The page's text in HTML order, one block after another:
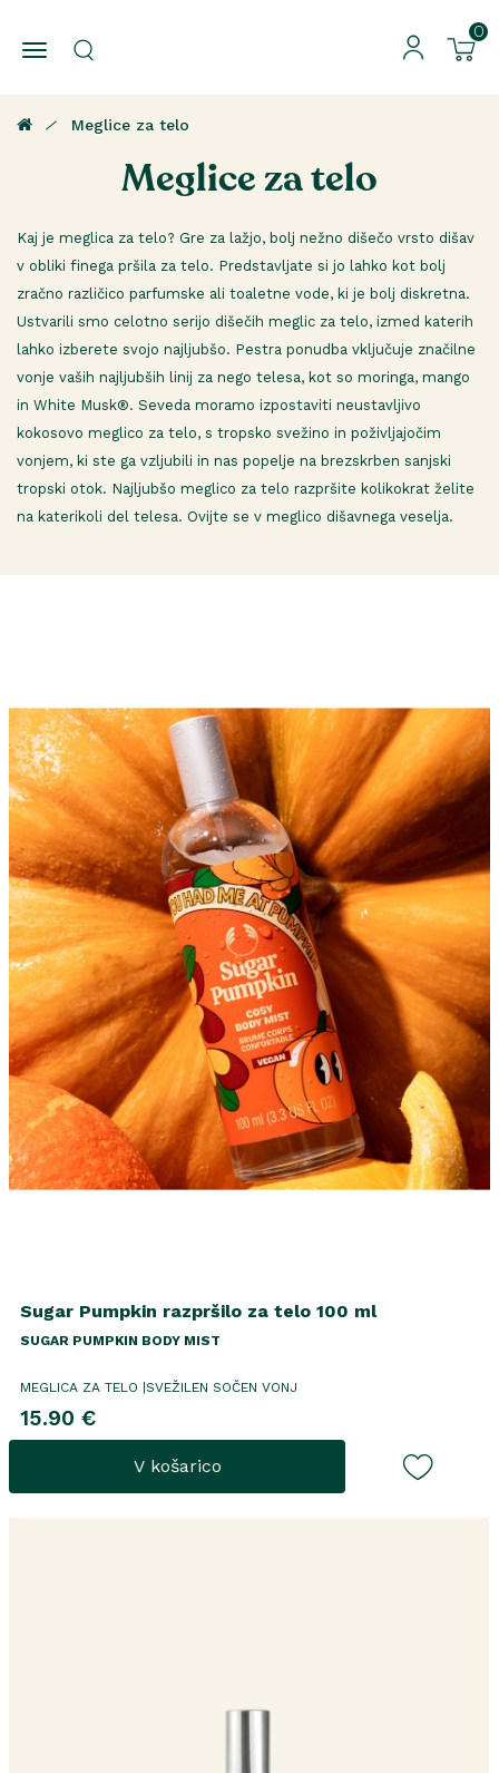
0
Meglice za telo
Meglice za telo
Kaj je meglica za telo? Gre za lažjo, bolj nežno dišečo vrsto dišav
v obliki finega pršila za telo. Predstavljate si jo lahko kot bolj
zračno različico parfumske ali toaletne vode, ki je bolj diskretna.
Ustvarili smo celotno serijo dišečih meglic za telo, izmed katerih
lahko izberete svojo najljubšo. Pestra ponudba vključuje značilne
vonje vaših najljubših linij za nego telesa, kot so moringa, mango
in White Musk®. Seveda moramo izpostaviti neustavljivo
kokosovo meglico za telo, s tropsko svežino in poživljajočim
vonjem, ki ste ga vzljubili in nas popelje na brezskrben sanjski
tropski otok. Najljubšo meglico za telo razpršite kolikokrat želite
na katerikoli del telesa. Ovijte se v meglico dišavnega veselja.
Sugar Pumpkin razpršilo za telo 100 ml
SUGAR PUMPKIN BODY MIST
MEGLICA ZA TELO |SVEŽILEN SOČEN VONJ
15.90 €
V košarico